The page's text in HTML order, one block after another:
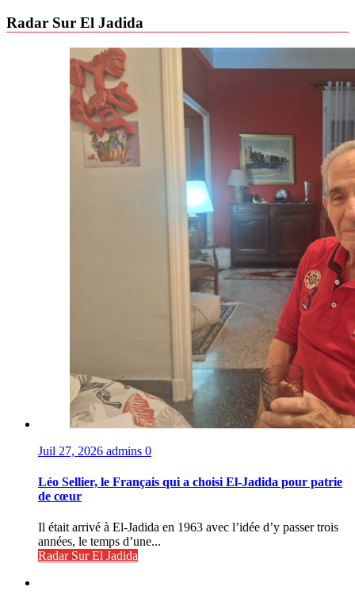
Radar Sur El Jadida
Juil 27, 2026 admins 0
Léo Sellier, le Français qui a choisi El-Jadida pour patrie
de cœur
Il était arrivé à El-Jadida en 1963 avec l’idée d’y passer trois
années, le temps d’une...
Radar Sur El Jadida